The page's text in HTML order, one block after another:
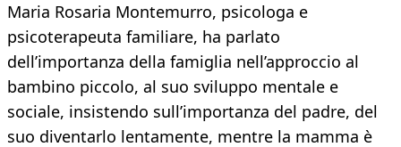
Maria Rosaria Montemurro, psicologa e
psicoterapeuta familiare, ha parlato
dell’importanza della famiglia nell’approccio al
bambino piccolo, al suo sviluppo mentale e
sociale, insistendo sull’importanza del padre, del
suo diventarlo lentamente, mentre la mamma è